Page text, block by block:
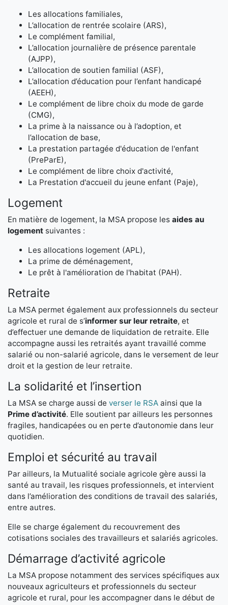
Les allocations familiales,
L’allocation de rentrée scolaire (ARS),
Le complément familial,
L’allocation journalière de présence parentale
(AJPP),
L’allocation de soutien familial (ASF),
L’allocation d’éducation pour l’enfant handicapé
(AEEH),
Le complément de libre choix du mode de garde
(CMG),
La prime à la naissance ou à l’adoption, et
l’allocation de base,
La prestation partagée d'éducation de l'enfant
(PreParE),
Le complément de libre choix d'activité,
La Prestation d'accueil du jeune enfant (Paje),
Logement
En matière de logement, la MSA propose les aides au
logement suivantes :
Les allocations logement (APL),
La prime de déménagement,
Le prêt à l'amélioration de l'habitat (PAH).
Retraite
La MSA permet également aux professionnels du secteur
agricole et rural de s’informer sur leur retraite, et
d’effectuer une demande de liquidation de retraite. Elle
accompagne aussi les retraités ayant travaillé comme
salarié ou non-salarié agricole, dans le versement de leur
droit et la gestion de leur retraite.
La solidarité et l’insertion
La MSA se charge aussi de verser le RSA ainsi que la
Prime d’activité. Elle soutient par ailleurs les personnes
fragiles, handicapées ou en perte d’autonomie dans leur
quotidien.
Emploi et sécurité au travail
Par ailleurs, la Mutualité sociale agricole gère aussi la
santé au travail, les risques professionnels, et intervient
dans l’amélioration des conditions de travail des salariés,
entre autres.
Elle se charge également du recouvrement des
cotisations sociales des travailleurs et salariés agricoles.
Démarrage d’activité agricole
La MSA propose notamment des services spécifiques aux
nouveaux agriculteurs et professionnels du secteur
agricole et rural, pour les accompagner dans le début de